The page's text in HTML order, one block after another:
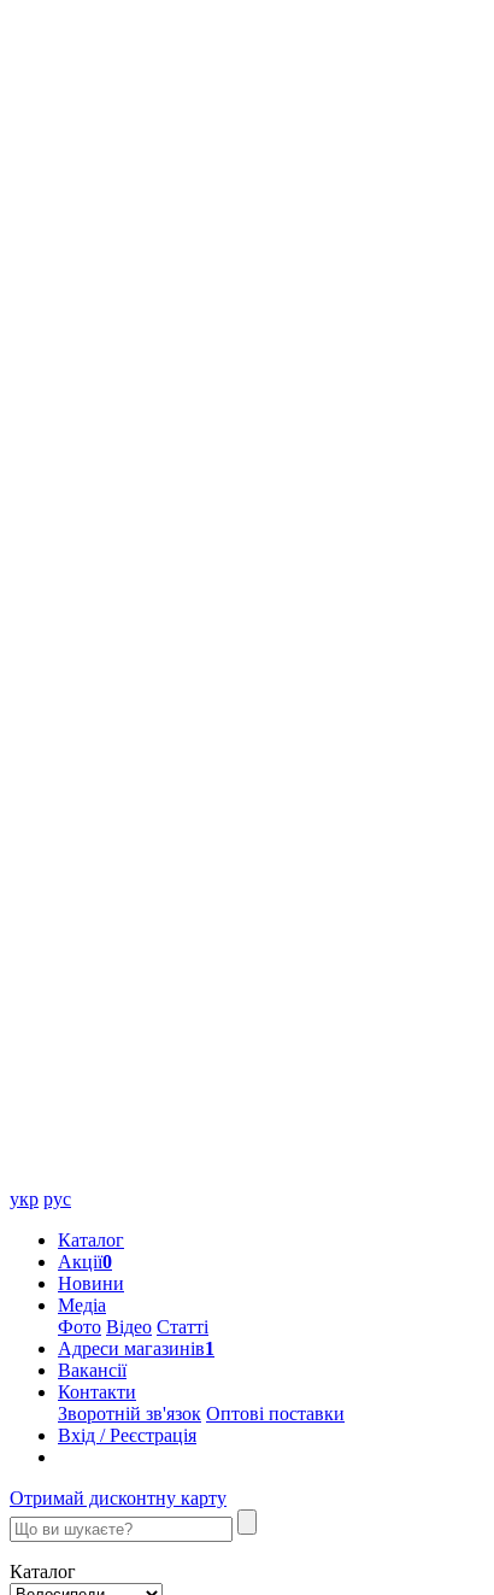
укр рус
Каталог
Акції0
Новини
Медіа
Фото Відео Статті
Адреси магазинів1
Вакансії
Контакти
Зворотній зв'язок Оптові поставки
Вхід / Реєстрація
Отримай дисконтну карту
Каталог